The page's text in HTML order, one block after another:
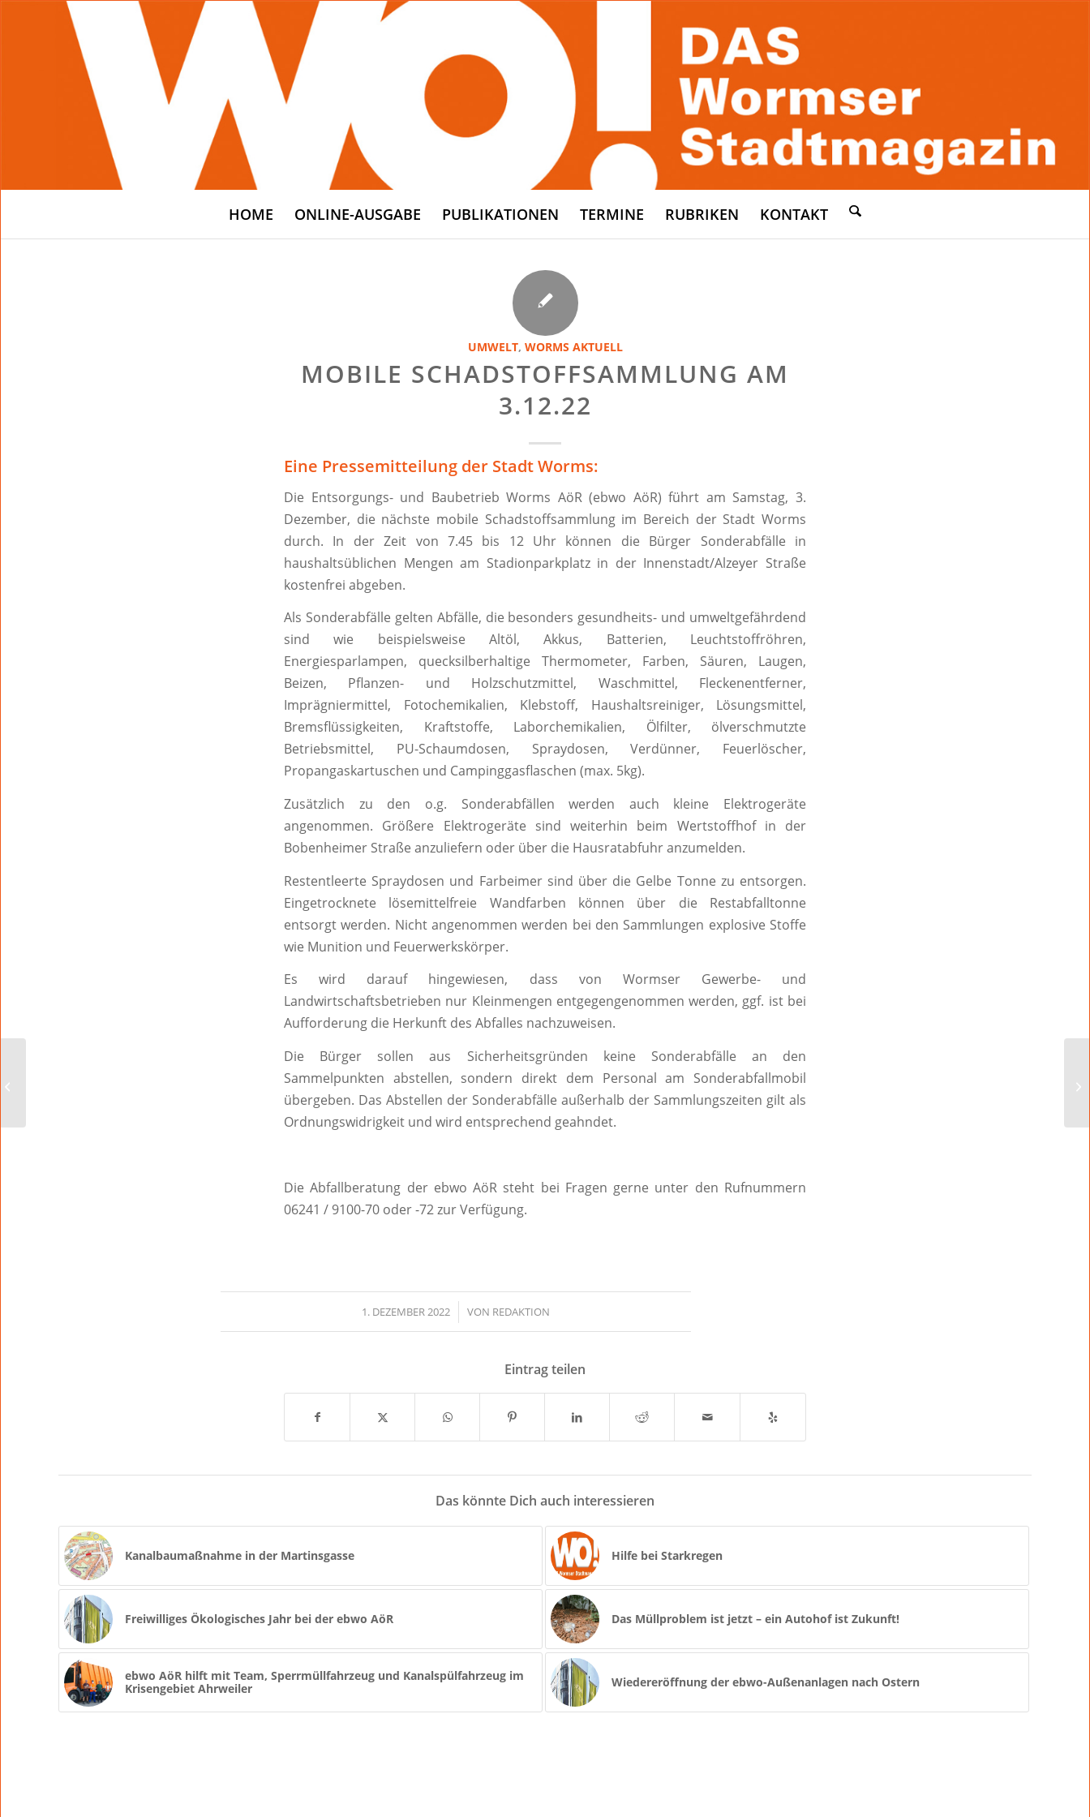
HOME ONLINE-AUSGABE PUBLIKATIONEN TERMINE RUBRIKEN KONTAKT
UMWELT, WORMS AKTUELL
MOBILE SCHADSTOFFSAMMLUNG AM
3.12.22
Eine Pressemitteilung der Stadt Worms:
Die Entsorgungs- und Baubetrieb Worms AöR (ebwo AöR) führt am Samstag, 3.
Dezember, die nächste mobile Schadstoffsammlung im Bereich der Stadt Worms
durch. In der Zeit von 7.45 bis 12 Uhr können die Bürger Sonderabfälle in
haushaltsüblichen Mengen am Stadionparkplatz in der Innenstadt/Alzeyer Straße
kostenfrei abgeben.
Als Sonderabfälle gelten Abfälle, die besonders gesundheits- und umweltgefährdend
sind wie beispielsweise Altöl, Akkus, Batterien, Leuchtstoffröhren,
Energiesparlampen, quecksilberhaltige Thermometer, Farben, Säuren, Laugen,
Beizen, Pflanzen- und Holzschutzmittel, Waschmittel, Fleckenentferner,
Imprägniermittel, Fotochemikalien, Klebstoff, Haushaltsreiniger, Lösungsmittel,
Bremsflüssigkeiten, Kraftstoffe, Laborchemikalien, Ölfilter, ölverschmutzte
Betriebsmittel, PU-Schaumdosen, Spraydosen, Verdünner, Feuerlöscher,
Propangaskartuschen und Campinggasflaschen (max. 5kg).
Zusätzlich zu den o.g. Sonderabfällen werden auch kleine Elektrogeräte
angenommen. Größere Elektrogeräte sind weiterhin beim Wertstoffhof in der
Bobenheimer Straße anzuliefern oder über die Hausratabfuhr anzumelden.
Restentleerte Spraydosen und Farbeimer sind über die Gelbe Tonne zu entsorgen.
Eingetrocknete lösemittelfreie Wandfarben können über die Restabfalltonne
entsorgt werden. Nicht angenommen werden bei den Sammlungen explosive Stoffe
wie Munition und Feuerwerkskörper.
Es wird darauf hingewiesen, dass von Wormser Gewerbe- und
Landwirtschaftsbetrieben nur Kleinmengen entgegengenommen werden, ggf. ist bei
Aufforderung die Herkunft des Abfalles nachzuweisen.
Die Bürger sollen aus Sicherheitsgründen keine Sonderabfälle an den
Sammelpunkten abstellen, sondern direkt dem Personal am Sonderabfallmobil
übergeben. Das Abstellen der Sonderabfälle außerhalb der Sammlungszeiten gilt als
Ordnungswidrigkeit und wird entsprechend geahndet.
Die Abfallberatung der ebwo AöR steht bei Fragen gerne unter den Rufnummern
06241 / 9100-70 oder -72 zur Verfügung.
1. DEZEMBER 2022
/ VON REDAKTION
Eintrag teilen
Das könnte Dich auch interessieren
Kanalbaumaßnahme in der Martinsgasse Hilfe bei Starkregen
Freiwilliges Ökologisches Jahr bei der ebwo AöR Das Müllproblem ist jetzt – ein Autohof ist Zukunft!
ebwo AöR hilft mit Team, Sperrmüllfahrzeug und Kanalspülfahrzeug im
Krisengebiet Ahrweiler
Wiedereröffnung der ebwo-Außenanlagen nach Ostern